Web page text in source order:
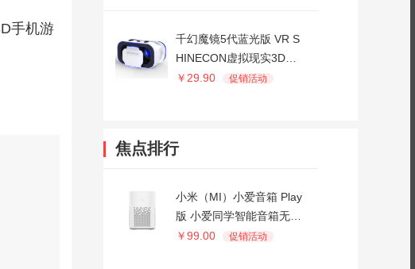
手机游
千幻魔镜5代蓝光版 VR S
HINECON虚拟现实3D手
机游戏rv眼睛4d一体机ios
￥29.90 促销活动
焦点排行
小米（MI）小爱音箱 Play
版 小爱同学智能音箱无线
蓝牙AI小艾同学音响家用
￥99.00 促销活动